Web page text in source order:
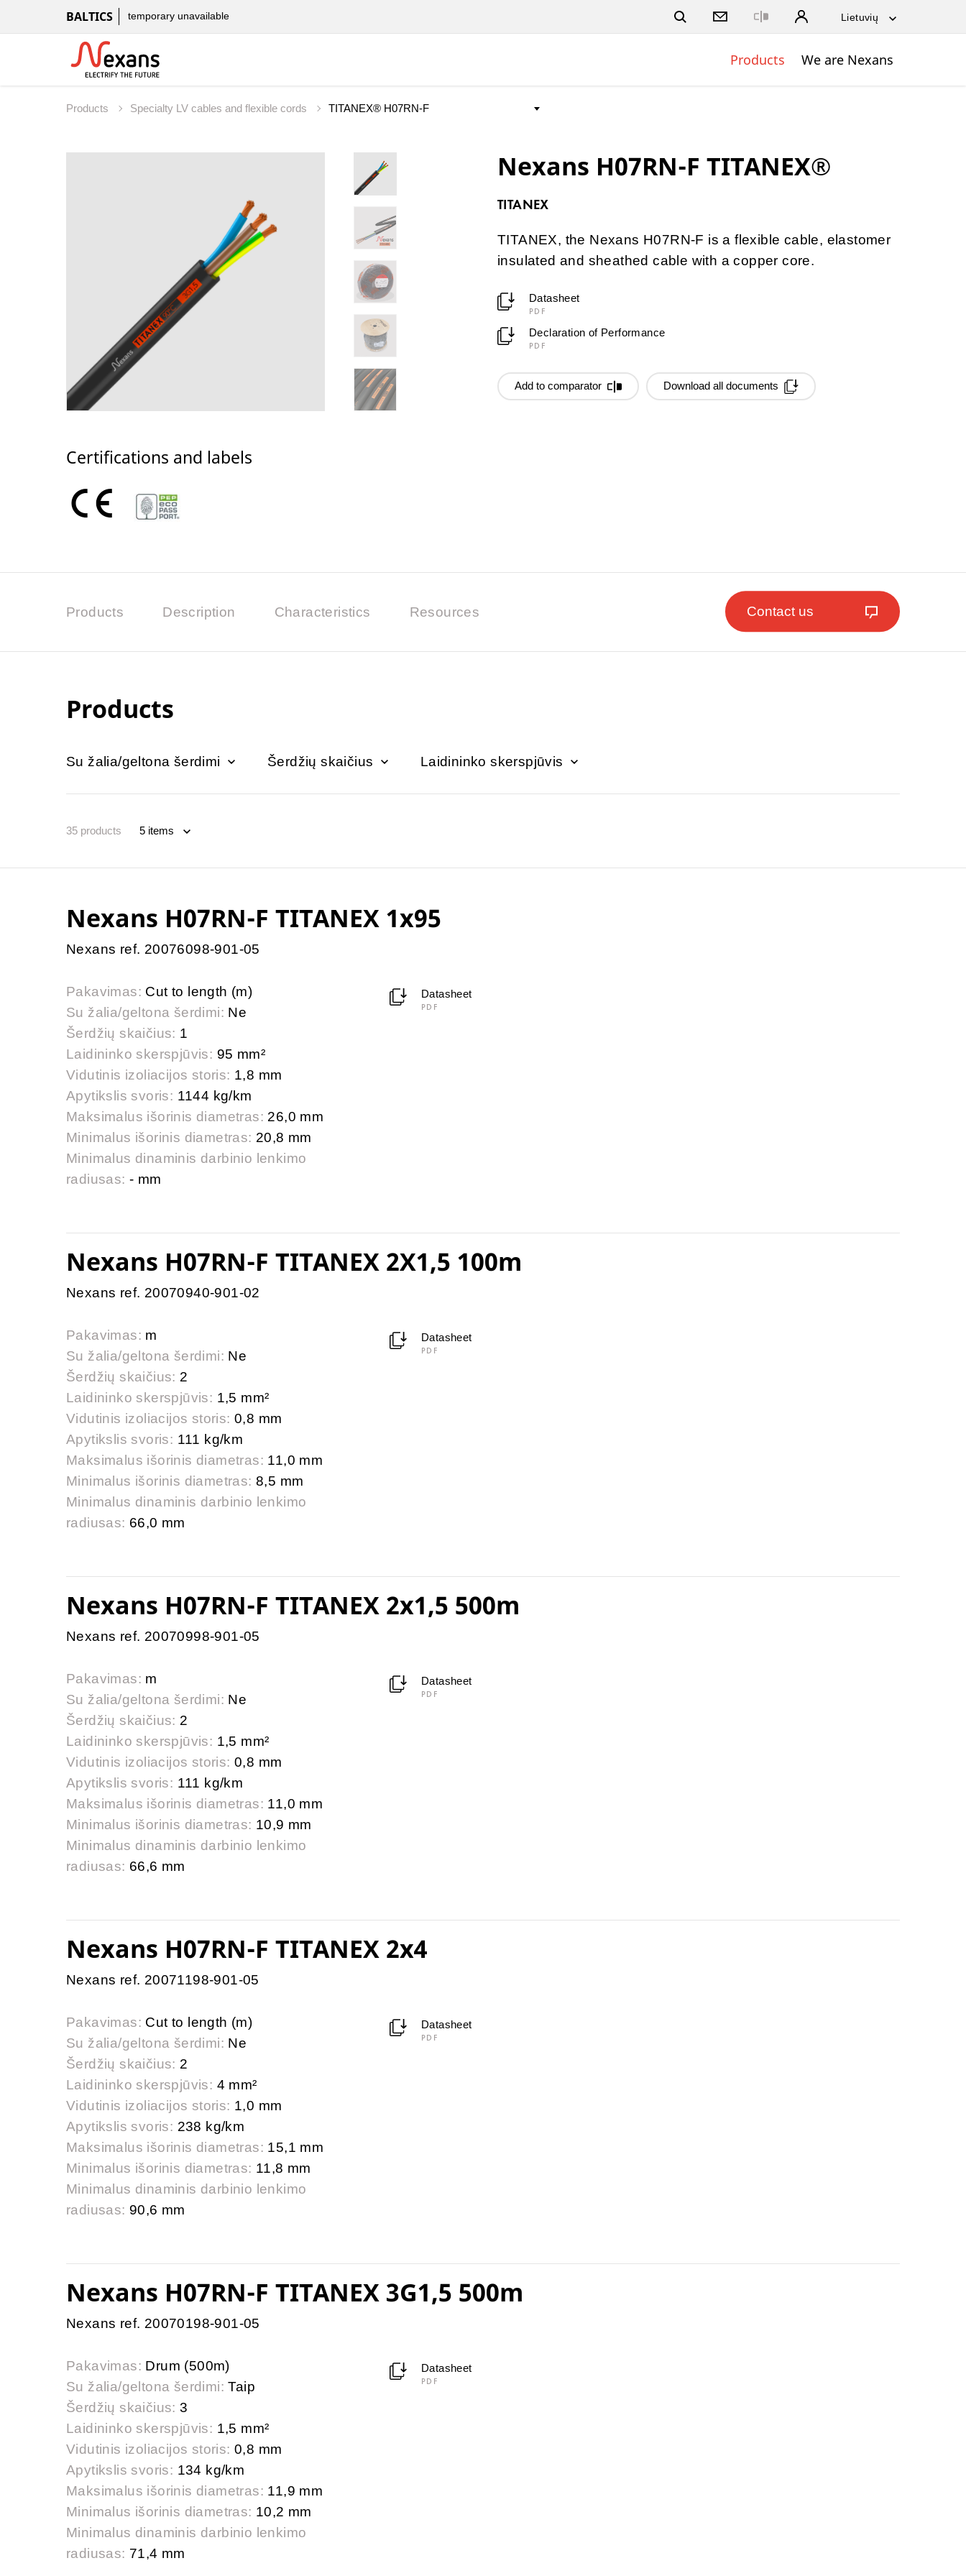
BALTICS temporary unavailable
Products We are Nexans
Products Specialty LV cables and flexible cords
Certifications and labels
Nexans H07RN-F TITANEX®
TITANEX
TITANEX, the Nexans H07RN-F is a flexible cable, elastomer
insulated and sheathed cable with a copper core.
Datasheet
PDF
Declaration of Performance
PDF
Add to comparator Download all documents
Products Description Characteristics Resources Contact us
Products
Su žalia/geltona šerdimi Šerdžių skaičius Laidininko skerspjūvis
35 products
Nexans H07RN-F TITANEX 1x95
Nexans ref. 20076098-901-05
Pakavimas: Cut to length (m)
Su žalia/geltona šerdimi: Ne
Šerdžių skaičius: 1
Laidininko skerspjūvis: 95 mm²
Vidutinis izoliacijos storis: 1,8 mm
Apytikslis svoris: 1144 kg/km
Maksimalus išorinis diametras: 26,0 mm
Minimalus išorinis diametras: 20,8 mm
Minimalus dinaminis darbinio lenkimo
radiusas: - mm
Datasheet
PDF
Nexans H07RN-F TITANEX 2X1,5 100m
Nexans ref. 20070940-901-02
Pakavimas: m
Su žalia/geltona šerdimi: Ne
Šerdžių skaičius: 2
Laidininko skerspjūvis: 1,5 mm²
Vidutinis izoliacijos storis: 0,8 mm
Apytikslis svoris: 111 kg/km
Maksimalus išorinis diametras: 11,0 mm
Minimalus išorinis diametras: 8,5 mm
Minimalus dinaminis darbinio lenkimo
radiusas: 66,0 mm
Datasheet
PDF
Nexans H07RN-F TITANEX 2x1,5 500m
Nexans ref. 20070998-901-05
Pakavimas: m
Su žalia/geltona šerdimi: Ne
Šerdžių skaičius: 2
Laidininko skerspjūvis: 1,5 mm²
Vidutinis izoliacijos storis: 0,8 mm
Apytikslis svoris: 111 kg/km
Maksimalus išorinis diametras: 11,0 mm
Minimalus išorinis diametras: 10,9 mm
Minimalus dinaminis darbinio lenkimo
radiusas: 66,6 mm
Datasheet
PDF
Nexans H07RN-F TITANEX 2x4
Nexans ref. 20071198-901-05
Pakavimas: Cut to length (m)
Su žalia/geltona šerdimi: Ne
Šerdžių skaičius: 2
Laidininko skerspjūvis: 4 mm²
Vidutinis izoliacijos storis: 1,0 mm
Apytikslis svoris: 238 kg/km
Maksimalus išorinis diametras: 15,1 mm
Minimalus išorinis diametras: 11,8 mm
Minimalus dinaminis darbinio lenkimo
radiusas: 90,6 mm
Datasheet
PDF
Nexans H07RN-F TITANEX 3G1,5 500m
Nexans ref. 20070198-901-05
Pakavimas: Drum (500m)
Su žalia/geltona šerdimi: Taip
Šerdžių skaičius: 3
Laidininko skerspjūvis: 1,5 mm²
Vidutinis izoliacijos storis: 0,8 mm
Apytikslis svoris: 134 kg/km
Maksimalus išorinis diametras: 11,9 mm
Minimalus išorinis diametras: 10,2 mm
Minimalus dinaminis darbinio lenkimo
radiusas: 71,4 mm
Datasheet
PDF